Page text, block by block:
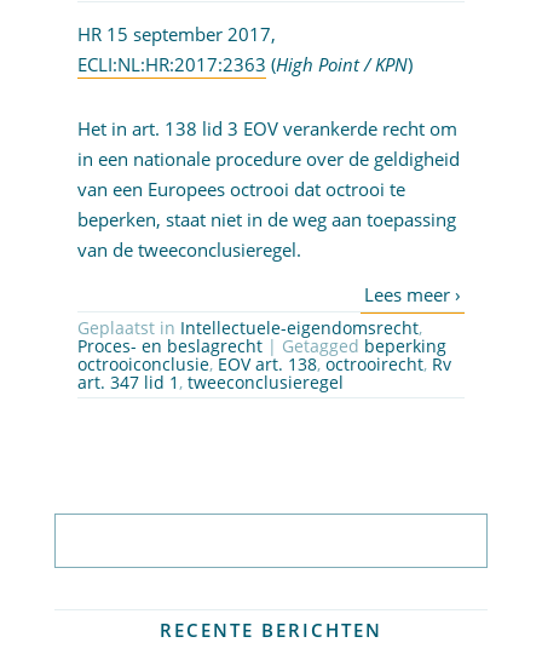
HR 15 september 2017,
ECLI:NL:HR:2017:2363 (High Point / KPN)
Het in art. 138 lid 3 EOV verankerde recht om
in een nationale procedure over de geldigheid
van een Europees octrooi dat octrooi te
beperken, staat niet in de weg aan toepassing
van de tweeconclusieregel.
Geplaatst in Intellectuele-eigendomsrecht,
Proces- en beslagrecht | Getagged beperking
octrooiconclusie, EOV art. 138, octrooirecht, Rv
art. 347 lid 1 , tweeconclusieregel
RECENTE BERICHTEN